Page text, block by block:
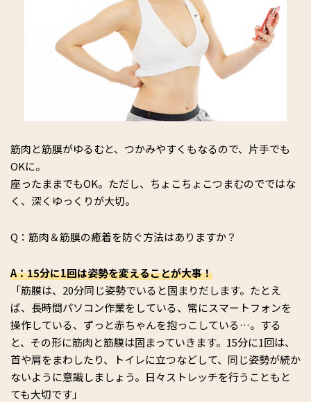
筋肉と筋膜がゆるむと、つかみやすくもなるので、片手でも
OKに。
座ったままでもOK。ただし、ちょこちょこつまむのでではな
く、深くゆっくりが大切。
Q：筋肉＆筋膜の癒着を防ぐ方法はありますか？
A：15分に1回は姿勢を変えることが大事！
「筋膜は、20分同じ姿勢でいると固まりだします。たとえ
ば、長時間パソコン作業をしている、常にスマートフォンを
操作している、ずっと赤ちゃんを抱っこしている…。する
と、その形に筋肉と筋膜は固まっていきます。15分に1回は、
首や肩をまわしたり、トイレに立つなどして、同じ姿勢が続か
ないように意識しましょう。日々ストレッチを行うこともと
ても大切です」